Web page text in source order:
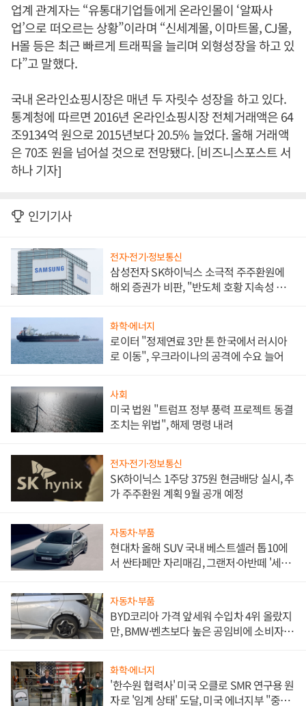
업계 관계자는 “유통대기업들에게 온라인몰이 ‘알짜사
업’으로 떠오르는 상황”이라며 “신세계몰, 이마트몰, CJ몰,
H몰 등은 최근 빠르게 트래픽을 늘리며 외형성장을 하고 있
다”고 말했다.
국내 온라인쇼핑시장은 매년 두 자릿수 성장을 하고 있다.
통계청에 따르면 2016년 온라인쇼핑시장 전체거래액은 64
조9134억 원으로 2015년보다 20.5% 늘었다. 올해 거래액
은 70조 원을 넘어설 것으로 전망됐다. [비즈니스포스트 서
하나 기자]
인기기사
전자·전기·정보통신
삼성전자 SK하이닉스 소극적 주주환원에
해외 증권가 비판, "반도체 호황 지속성 의
화학·에너지
로이터 "정제연료 3만 톤 한국에서 러시아
로 이동", 우크라이나의 공격에 수요 늘어
사회
미국 법원 "트럼프 정부 풍력 프로젝트 동결
조치는 위법", 해제 명령 내려
전자·전기·정보통신
SK하이닉스 1주당 375원 현금배당 실시, 추
가 주주환원 계획 9월 공개 예정
자동차·부품
현대차 올해 SUV 국내 베스트셀러 톱10에
서 싼타페만 자리매김, 그랜저·아반떼 '세단
자동차·부품
BYD코리아 가격 앞세워 수입차 4위 올랐지
만, BMW·벤츠보다 높은 공임비에 소비자
화학·에너지
'한수원 협력사' 미국 오클로 SMR 연구용 원
자로 '임계 상태' 도달, 미국 에너지부 "중요